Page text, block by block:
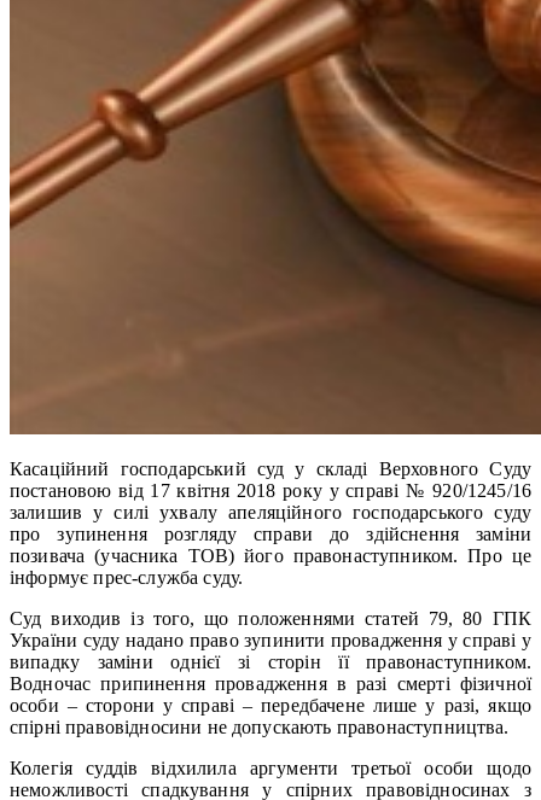
Касаційний господарський суд у складі Верховного Суду
постановою від 17 квітня 2018 року у справі № 920/1245/16
залишив у силі ухвалу апеляційного господарського суду
про зупинення розгляду справи до здійснення заміни
позивача (учасника ТОВ) його правонаступником. Про це
інформує прес-служба суду.
Суд виходив із того, що положеннями статей 79, 80 ГПК
України суду надано право зупинити провадження у справі у
випадку заміни однієї зі сторін її правонаступником.
Водночас припинення провадження в разі смерті фізичної
особи – сторони у справі – передбачене лише у разі, якщо
спірні правовідносини не допускають правонаступництва.
Колегія суддів відхилила аргументи третьої особи щодо
неможливості спадкування у спірних правовідносинах з